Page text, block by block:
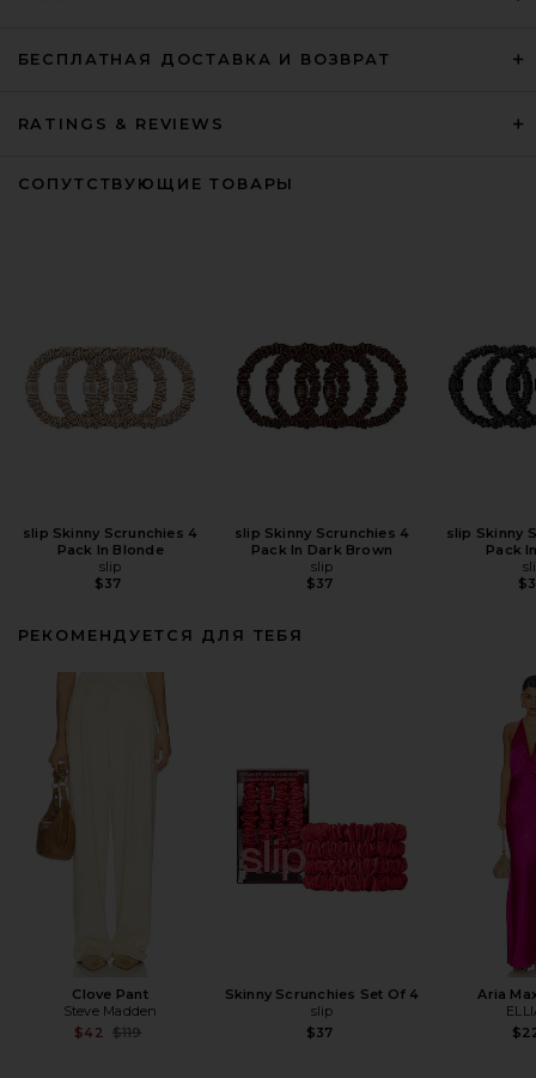
БЕСПЛАТНАЯ ДОСТАВКА И ВОЗВРАТ
RATINGS & REVIEWS
СОПУТСТВУЮЩИЕ ТОВАРЫ
slip Skinny Scrunchies 4
Pack In Blonde
slip
$37
slip Skinny Scrunchies 4
Pack In Dark Brown
slip
$37
slip Skinny
Pack
РЕКОМЕНДУЕТСЯ ДЛЯ ТЕБЯ
Clove Pant
Steve Madden
$42
Previous price:
$119
Skinny Scrunchies Set Of 4
slip
$37
Aria